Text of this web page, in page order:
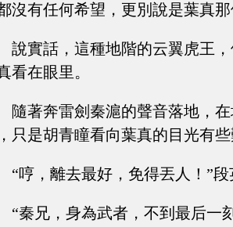
沒有任何希望，更別說是葉真
說實話，這種地階的云翼虎王
看在眼里。
隨著奔雷劍秦滬的聲音落地，
只是胡青瞳看向葉真的目光有
“哼，離去最好，免得丟人！”
“秦兄，身為武者，不到最后一